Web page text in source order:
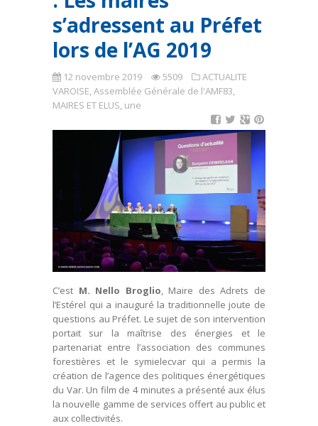
s’adressent au Préfet
lors de l’AG 2019
12 novembre 2019 5509
ACTUALITE
VAROISE,Assemblée Générale de l'AMF83,
MAIRES ET ELUS, une
C’est M. Nello Broglio, Maire des Adrets de
l’Estérel qui a inauguré la traditionnelle joute de
questions au Préfet. Le sujet de son intervention
portait sur la maîtrise des énergies et le
partenariat entre l’association des communes
forestières et le symielecvar qui a permis la
création de l’agence des politiques énergétiques
du Var. Un film de 4 minutes a présenté aux élus
la nouvelle gamme de services offert au public et
aux collectivités.